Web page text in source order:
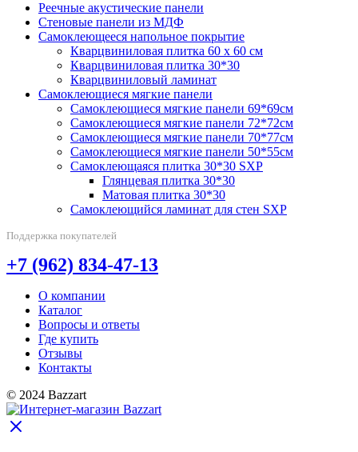
Реечные акустические панели
Стеновые панели из МДФ
Самоклеющееся напольное покрытие
Кварцвиниловая плитка 60 х 60 см
Кварцвиниловая плитка 30*30
Кварцвиниловый ламинат
Самоклеющиеся мягкие панели
Самоклеющиеся мягкие панели 69*69см
Самоклеющиеся мягкие панели 72*72см
Самоклеющиеся мягкие панели 70*77см
Самоклеющиеся мягкие панели 50*55см
Самоклеющаяся плитка 30*30 SXP
Глянцевая плитка 30*30
Матовая плитка 30*30
Самоклеющийся ламинат для стен SXP
Поддержка покупателей
+7 (962) 834-47-13
О компании
Каталог
Вопросы и ответы
Где купить
Отзывы
Контакты
© 2024 Bazzart